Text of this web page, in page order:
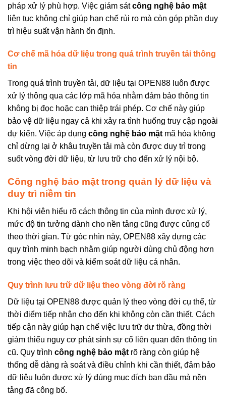
pháp xử lý phù hợp. Việc giám sátcông nghệ bảo mật
liên tục không chỉ giúp hạn chế rủi ro mà còn góp phần duy
trì hiệu suất vận hành ổn định.
Cơ chế mã hóa dữ liệu trong quá trình truyền tải thông
tin
Trong quá trình truyền tải, dữ liệu tại OPEN88 luôn được
xử lý thông qua các lớp mã hóa nhằm đảm bảo thông tin
không bị đọc hoặc can thiệp trái phép. Cơ chế này giúp
bảo vệ dữ liệu ngay cả khi xảy ra tình huống truy cập ngoài
dự kiến. Việc áp dụng công nghệ bảo mật mã hóa không
chỉ dừng lại ở khâu truyền tải mà còn được duy trì trong
suốt vòng đời dữ liệu, từ lưu trữ cho đến xử lý nội bộ.
Công nghệ bảo mật trong quản lý dữ liệu và
duy trì niềm tin
Khi hội viên hiểu rõ cách thông tin của mình được xử lý,
mức độ tin tưởng dành cho nền tảng cũng được củng cố
theo thời gian. Từ góc nhìn này, OPEN88 xây dựng các
quy trình minh bạch nhằm giúp người dùng chủ động hơn
trong việc theo dõi và kiểm soát dữ liệu cá nhân.
Quy trình lưu trữ dữ liệu theo vòng đời rõ ràng
Dữ liệu tại OPEN88 được quản lý theo vòng đời cụ thể, từ
thời điểm tiếp nhận cho đến khi không còn cần thiết. Cách
tiếp cận này giúp hạn chế việc lưu trữ dư thừa, đồng thời
giảm thiểu nguy cơ phát sinh sự cố liên quan đến thông tin
cũ. Quy trình công nghệ bảo mật rõ ràng còn giúp hệ
thống dễ dàng rà soát và điều chỉnh khi cần thiết, đảm bảo
dữ liệu luôn được xử lý đúng mục đích ban đầu mà nền
tảng đã công bố.